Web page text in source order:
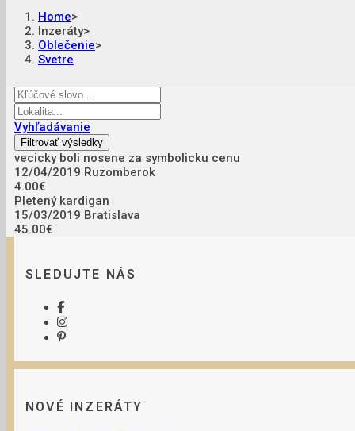
Home>
Inzeráty>
Oblečenie>
Svetre
Vyhľadávanie
vecicky boli nosene za symbolicku cenu
12/04/2019 Ruzomberok
4.00€
Pletený kardigan
15/03/2019 Bratislava
45.00€
SLEDUJTE NÁS
NOVÉ INZERÁTY